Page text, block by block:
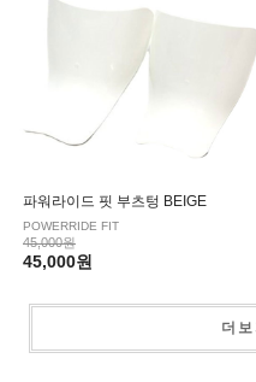
파워라이드 핏 부츠텅 BEIGE
POWERRIDE FIT
45,000원
45,000원
더보